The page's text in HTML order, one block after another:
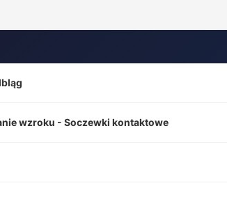
wzroku - Soczewki kontaktowe